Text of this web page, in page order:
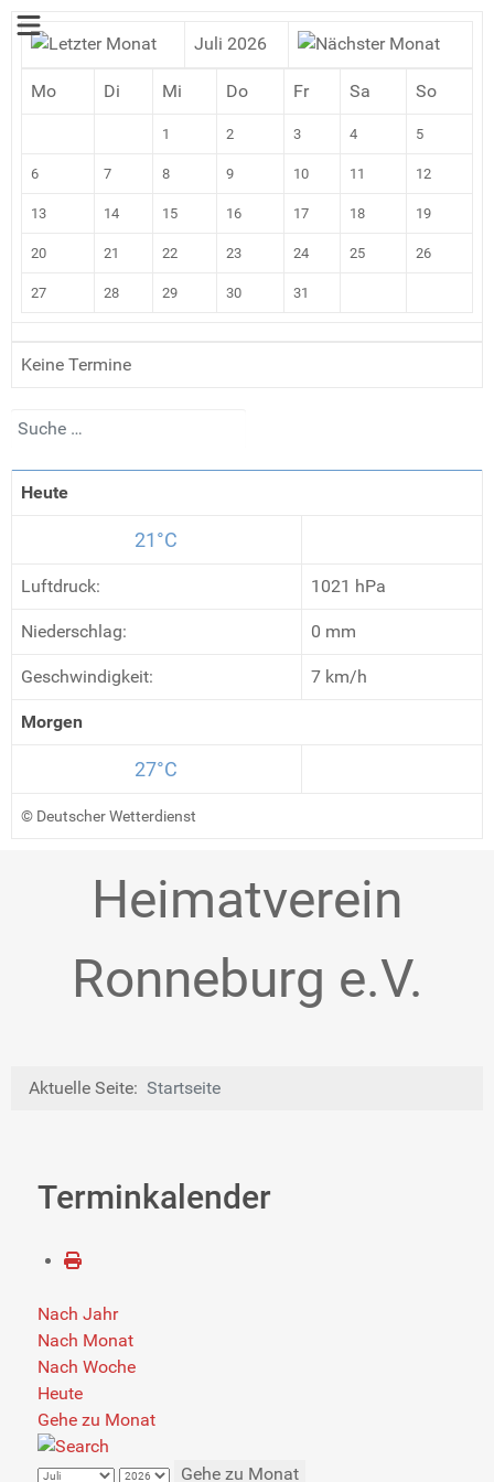
Juli 2026
Mo Di Mi Do Fr Sa So
1 2 3 4 5
6 7 8 9 10 11 12
13 14 15 16 17 18 19
20 21 22 23 24 25 26
27 28 29 30 31
Keine Termine
Suchen
Heute
21°C
Luftdruck: 1021 hPa
Niederschlag: 0 mm
Geschwindigkeit: 7 km/h
Morgen
27°C
© Deutscher Wetterdienst
Heimatverein
Ronneburg e.V.
Aktuelle Seite: Startseite
Terminkalender
Nach Jahr
Nach Monat
Nach Woche
Heute
Gehe zu Monat
Gehe zu Monat